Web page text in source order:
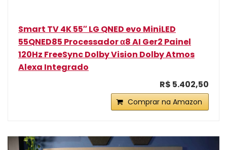
Smart TV 4K 55″ LG QNED evo MiniLED
55QNED85 Processador α8 AI Ger2 Painel
120Hz FreeSync Dolby Vision Dolby Atmos
Alexa Integrado
R$ 5.402,50
Comprar na Amazon